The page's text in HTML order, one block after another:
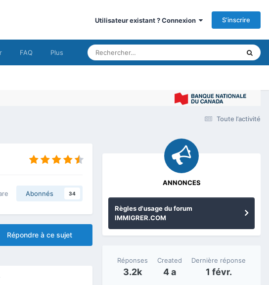
Utilisateur existant ? Connexion S’inscrire
FAQ Plus
Toute l’activité
Abonnés 34
Répondre à ce sujet
ANNONCES
Règles d'usage du forum
IMMIGRER.COM
Réponses
3.2k
Created
4 a
Dernière réponse
1 févr.